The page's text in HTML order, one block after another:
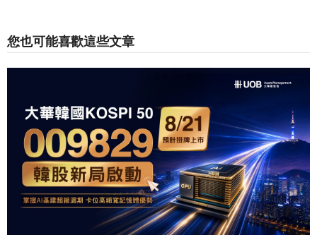
您也可能喜歡這些文章